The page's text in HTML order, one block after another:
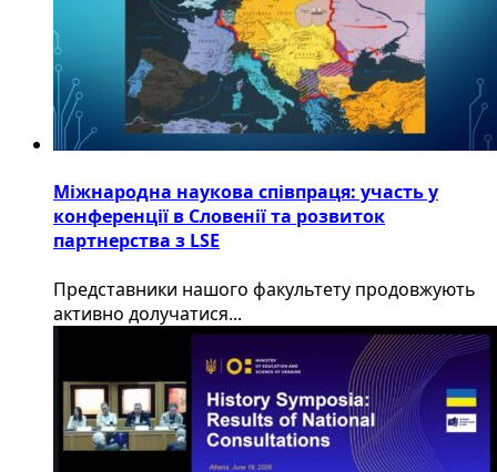
Міжнародна наукова співпраця: участь у
конференції в Словенії та розвиток
партнерства з LSE
​Представники нашого факультету продовжують
активно долучатися...